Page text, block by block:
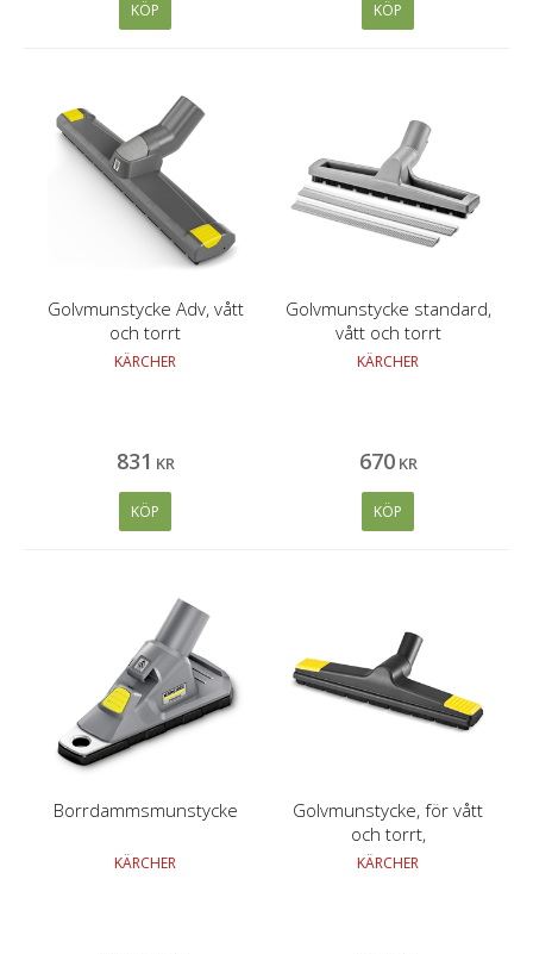
KÖP KÖP
Golvmunstycke Adv, vått
och torrt
KÄRCHER
831 KR
KÖP
Golvmunstycke standard,
vått och torrt
KÄRCHER
670 KR
KÖP
Borrdammsmunstycke
KÄRCHER
Golvmunstycke, för vått
och torrt,
KÄRCHER